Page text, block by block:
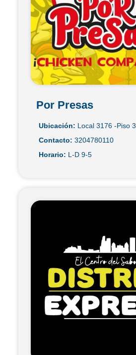
Por Presas
Ubicación: Local 3176 -Piso 3
Contacto: 3204780110
Horario: L-D 9-5